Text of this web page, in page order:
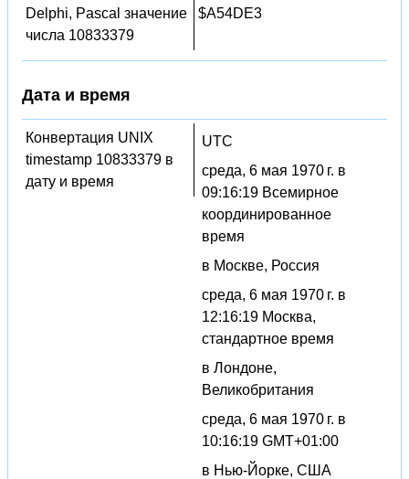
Delphi, Pascal значение
числа 10833379
$A54DE3
Дата и время
Конвертация UNIX
timestamp 10833379 в
дату и время
UTC
среда, 6 мая 1970 г. в
09:16:19 Всемирное
координированное
время
в Москве, Россия
среда, 6 мая 1970 г. в
12:16:19 Москва,
стандартное время
в Лондоне,
Великобритания
среда, 6 мая 1970 г. в
10:16:19 GMT+01:00
в Нью-Йорке, США